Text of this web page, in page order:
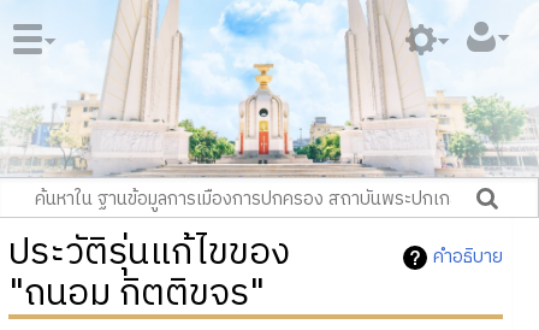
คำอธิบาย
ประวัติรุ่นแก้ไขของ
"ถนอม กิตติขจร"